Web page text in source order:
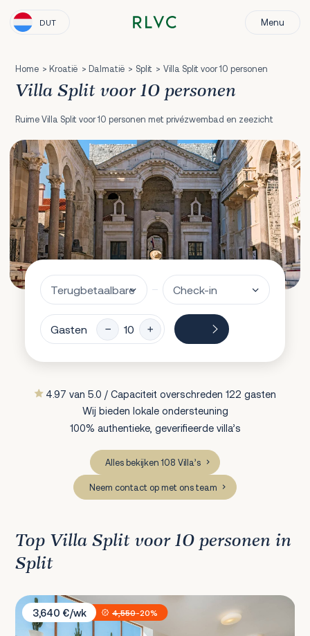
DUT Menu
Home Kroatië Dalmatië Split Villa Split voor 10 personen
Villa Split voor 10 personen
Ruime Villa Split voor 10 personen met privézwembad en zeezicht
Gasten
4.97 van 5.0 / Capaciteit overschreden 122 gasten
Wij bieden lokale ondersteuning
100% authentieke, geverifieerde villa’s
Alles bekijken 108 Villa’s
Neem contact op met ons team
Top Villa Split voor 10 personen in
Split
Villa Jasmin
3,640 €/wk
4,550-20%